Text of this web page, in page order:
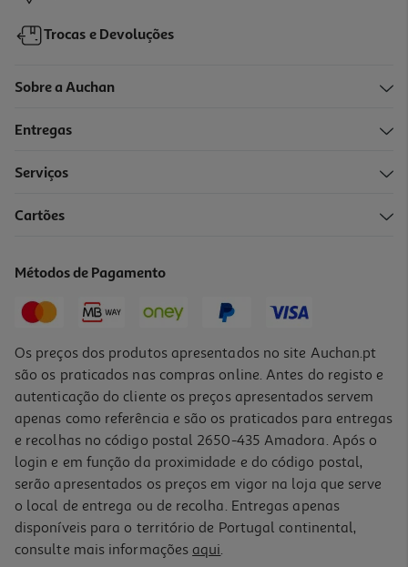
Bandas Adesivas Cosmia Anti Pontos Negros 6un
Trocas e Devoluções
Sobre a Auchan
Entregas
Serviços
Cartões
Métodos de Pagamento
Os preços dos produtos apresentados no site Auchan.pt
são os praticados nas compras online. Antes do registo e
autenticação do cliente os preços apresentados servem
apenas como referência e são os praticados para entregas
e recolhas no código postal 2650-435 Amadora. Após o
login e em função da proximidade e do código postal,
serão apresentados os preços em vigor na loja que serve
o local de entrega ou de recolha. Entregas apenas
disponíveis para o território de Portugal continental,
consulte mais informações aqui.